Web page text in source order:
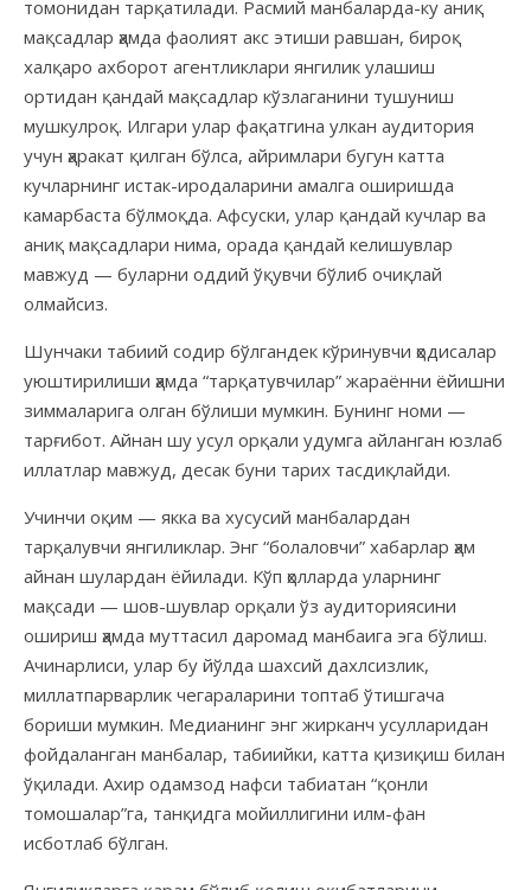
томонидан тарқатилади. Расмий манбаларда-ку аниқ
мақсадлар ҳамда фаолият акс этиши равшан, бироқ
халқаро ахборот агентликлари янгилик улашиш
ортидан қандай мақсадлар кўзлаганини тушуниш
мушкулроқ. Илгари улар фақатгина улкан аудитория
учун ҳаракат қилган бўлса, айримлари бугун катта
кучларнинг истак-иродаларини амалга оширишда
камарбаста бўлмоқда. Афсуски, улар қандай кучлар ва
аниқ мақсадлари нима, орада қандай келишувлар
мавжуд — буларни оддий ўқувчи бўлиб очиқлай
олмайсиз.
Шунчаки табиий содир бўлгандек кўринувчи ҳодисалар
уюштирилиши ҳамда “тарқатувчилар” жараённи ёйишни
зиммаларига олган бўлиши мумкин. Бунинг номи —
тарғибот. Айнан шу усул орқали удумга айланган юзлаб
иллатлар мавжуд, десак буни тарих тасдиқлайди.
Учинчи оқим — якка ва хусусий манбалардан
тарқалувчи янгиликлар. Энг “болаловчи” хабарлар ҳам
айнан шулардан ёйилади. Кўп ҳолларда уларнинг
мақсади — шов-шувлар орқали ўз аудиториясини
ошириш ҳамда муттасил даромад манбаига эга бўлиш.
Ачинарлиси, улар бу йўлда шахсий дахлсизлик,
миллатпарварлик чегараларини топтаб ўтишгача
бориши мумкин. Медианинг энг жирканч усулларидан
фойдаланган манбалар, табиийки, катта қизиқиш билан
ўқилади. Ахир одамзод нафси табиатан “қонли
томошалар”га, танқидга мойиллигини илм-фан
исботлаб бўлган.